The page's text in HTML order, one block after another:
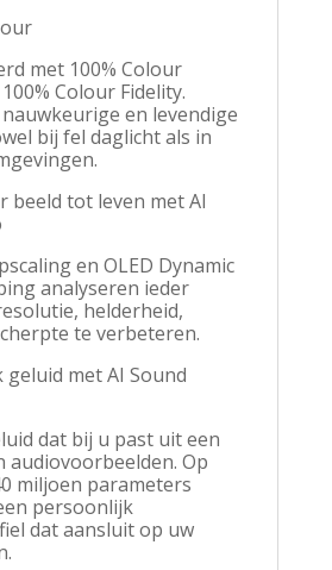
met 100% Colour
Colour Fidelity.
en levendige
bij fel daglicht als in
beeld tot leven met AI
en OLED Dynamic
analyseren ieder
helderheid,
te verbeteren.
met AI Sound
dat bij u past uit een
audiovoorbeelden. Op
miljoen parameters
persoonlijk
dat aansluit op uw